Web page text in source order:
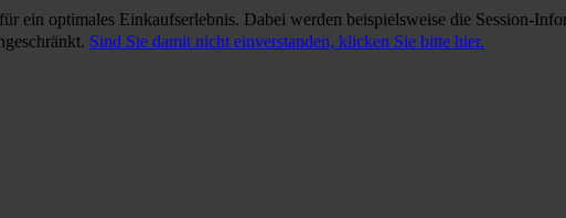
ein optimales Einkaufserlebnis. Dabei werden beispielsweise die Session-
Sind Sie damit nicht einverstanden, klicken Sie bitte hier.